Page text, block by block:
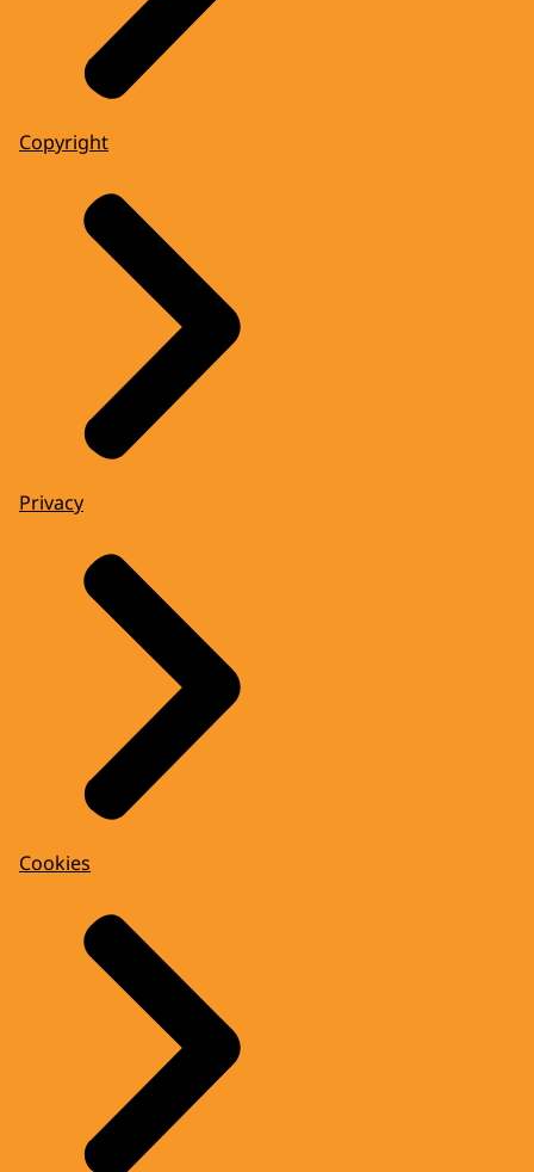
Copyright
Privacy
Cookies